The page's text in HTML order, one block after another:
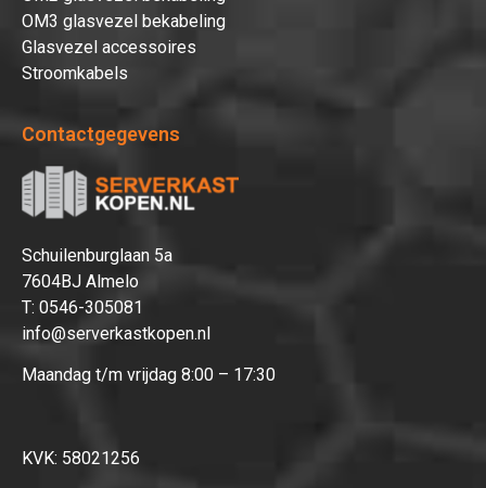
OM3 glasvezel bekabeling
Glasvezel accessoires
Stroomkabels
Contactgegevens
Schuilenburglaan 5a
7604BJ Almelo
T: 0546-305081
info@serverkastkopen.nl
Maandag t/m vrijdag 8:00 – 17:30
KVK: 58021256